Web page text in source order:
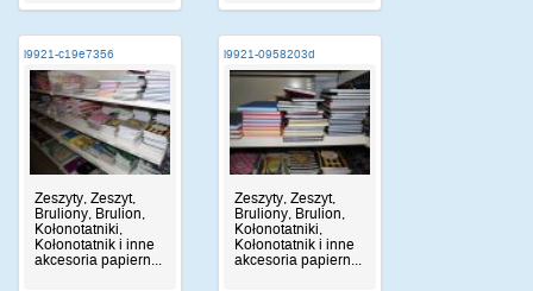
i9921-c19e7356
Zeszyty, Zeszyt,
Bruliony, Brulion,
Kołonotatniki,
Kołonotatnik i inne
akcesoria papiern...
i9921-0958203d
Zeszyty, Zeszyt,
Bruliony, Brulion,
Kołonotatniki,
Kołonotatnik i inne
akcesoria papiern...